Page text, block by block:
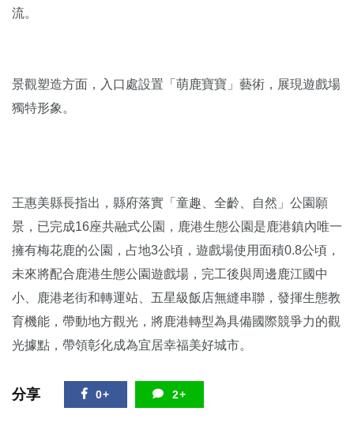
流。
景觀塑造方面，入口處設置「萌鹿寶寶」藝術，展現遊戲場
獨特形象。
王惠美縣長指出，縣府落實「童趣、全齡、自然」公園願
景，已完成16座共融式公園，鹿港生態公園是鹿港鎮內唯一
擁有梅花鹿的公園，占地3公頃，遊戲場使用面積0.8公頃，
未來將配合鹿港生態公園遊戲場，完工後與周邊鹿江國中
小、鹿港老街和轉運站、五星級飯店無縫串聯，發揮生態教
育機能，帶動地方觀光，將鹿港轉型為具備國際競爭力的觀
光據點，帶領彰化成為宜居幸福美好城市。
分享 0+ 2+